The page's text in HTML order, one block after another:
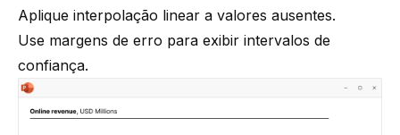
Aplique interpolação linear a valores ausentes.
Use margens de erro para exibir intervalos de
confiança.